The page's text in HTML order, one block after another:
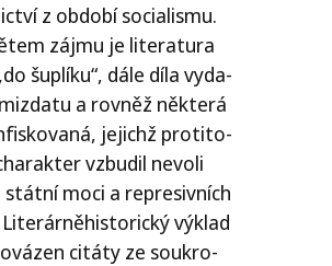
z obdo­bí soci­a­lis­mu.
zájmu je lite­ra­tu­ra
šuplí­ku“, dále díla vyda­
a rov­něž někte­rá
jejichž pro­ti­to­
vzbu­dil nevo­li
moci a repre­siv­ních
výklad
citá­ty ze sou­kro­